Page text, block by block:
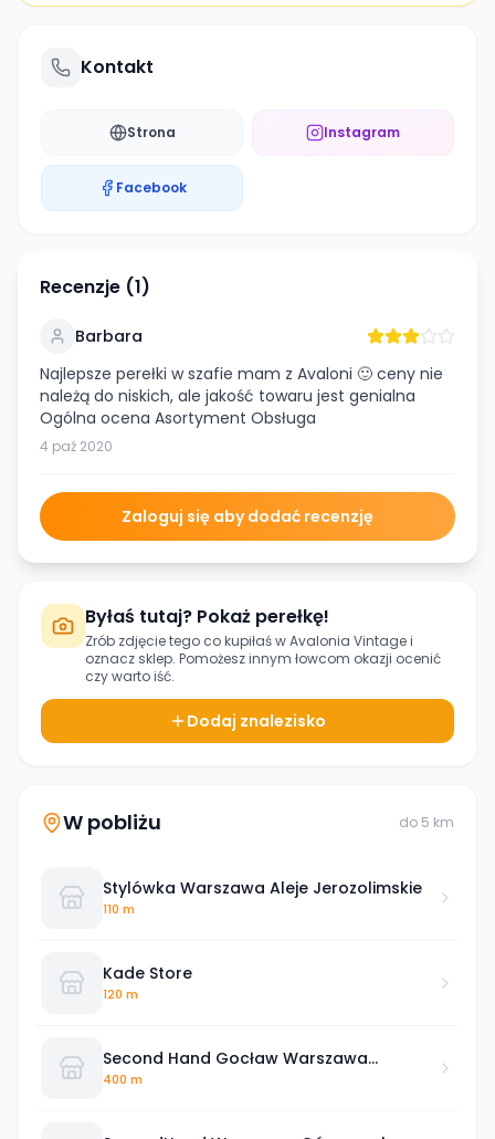
Kontakt
Strona Instagram
Facebook
Recenzje (1)
Barbara
Najlepsze perełki w szafie mam z Avaloni 🙂 ceny nie
należą do niskich, ale jakość towaru jest genialna
Ogólna ocena Asortyment Obsługa
4 paź 2020
Zaloguj się aby dodać recenzję
Byłaś tutaj? Pokaż perełkę!
Zrób zdjęcie tego co kupiłaś wAvalonia Vintagei
oznacz sklep. Pomożesz innym łowcom okazji ocenić
czy warto iść.
Dodaj znalezisko
W pobliżu do 5 km
Stylówka Warszawa Aleje Jerozolimskie
110 m
Kade Store
120 m
Second Hand Gocław Warszawa
Meissnera
400 m